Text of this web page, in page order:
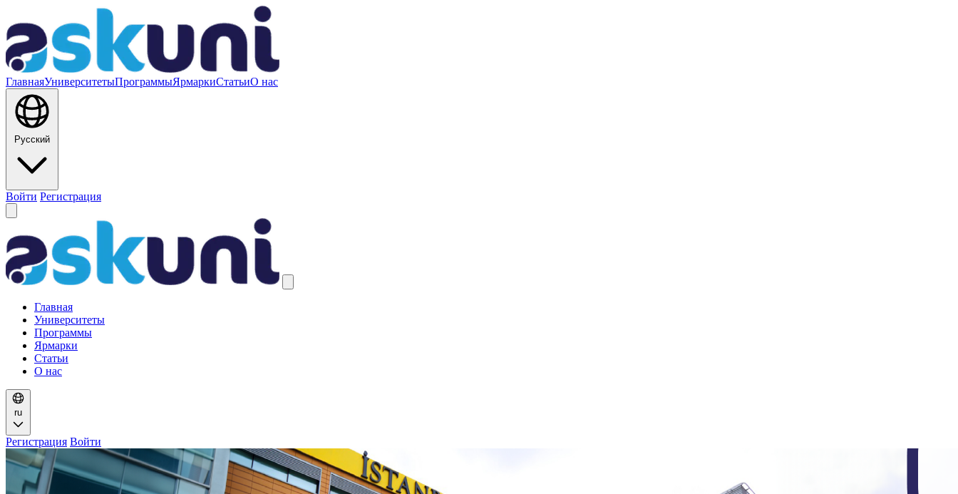
ГлавнаяУниверситетыПрограммыЯрмаркиСтатьиО нас
Русский
Войти Регистрация
Главная
Университеты
Программы
Ярмарки
Статьи
О нас
ru
Регистрация Войти